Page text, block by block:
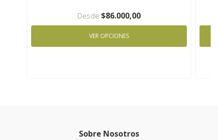
Desde $86.000,00
VER OPCIONES
Sobre Nosotros